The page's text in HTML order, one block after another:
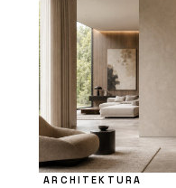
ARCHITEKTURA